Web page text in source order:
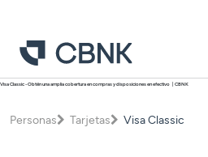
Personas
Programa Más CBNK
Empresa
Visa Classic - Obtén una amplia cobertura en compras y disposiciones en efectivo | CBNK
Personas Tarjetas Visa Classic